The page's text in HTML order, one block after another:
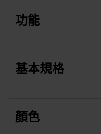
功能
基本規格
顏色